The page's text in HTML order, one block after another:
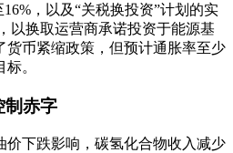
，以及“关税换投资”计划的实
以换取运营商承诺投资于能源基
货币紧缩政策，但预计通胀率至少
。
制赤字
价下跌影响，碳氢化合物收入减少